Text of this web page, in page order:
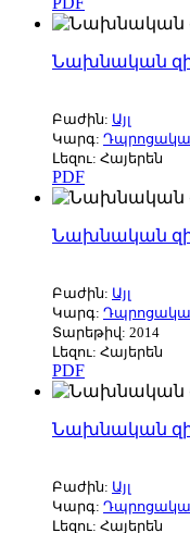
Նախնական
Բաժին: Այլ
Կարգ:
Լեզու: Հայերեն
PDF
Նախնական
Բաժին: Այլ
Կարգ:
Տարեթիվ: 2014
Լեզու: Հայերեն
PDF
Նախնական
Բաժին: Այլ
Կարգ:
Լեզու: Հայերեն